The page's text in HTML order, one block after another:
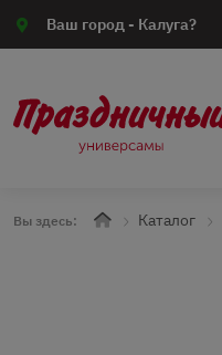
Ваш город - Калуга?
Вы здесь: Каталог